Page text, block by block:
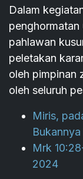
Dalam
penghormatan
pahlawan
peletakan
oleh pimpinan
oleh seluruh
Miris,
Mrk
2024